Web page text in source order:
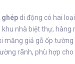
ghép di động có hai
nhà biệt thự, hàng
măng giả gỗ ốp
rãnh, phù hợp